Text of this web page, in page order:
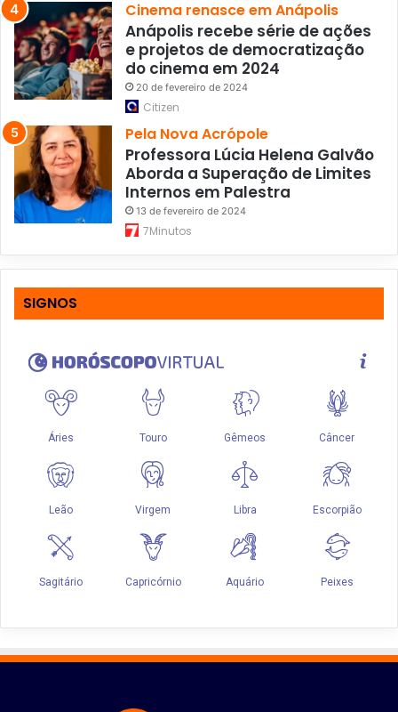
Cinema renasce em Anápolis
Anápolis recebe série de ações
e projetos de democratização
do cinema em 2024
20 de fevereiro de 2024
Citizen
Pela Nova Acrópole
Professora Lúcia Helena Galvão
Aborda a Superação de Limites
Internos em Palestra
13 de fevereiro de 2024
7Minutos
SIGNOS